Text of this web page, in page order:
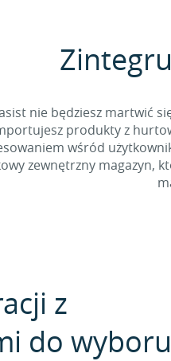
nie będziesz martwić
produkty z
wśród
zewnętrzny magazyn,
z
do wyboru